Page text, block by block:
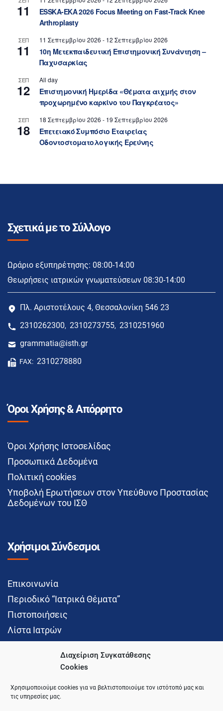
Διαχείριση Συγκατάθεσης
Cookies
Χρησιμοποιούμε cookies για να βελτιστοποιούμε τον ιστότοπό μας και
τις υπηρεσίες μας.
11
ESSKA-EKA 2026 Focus Meeting on Fast-Track Knee
Arthroplasty
ΣΕΠ
11
11 Σεπτεμβρίου 2026 - 12 Σεπτεμβρίου 2026
10η Μετεκπαιδευτική Επιστημονική Συνάντηση –
Παχυσαρκίας
ΣΕΠ
12
All day
Επιστημονική Ημερίδα «Θέματα αιχμής στον
προχωρημένο καρκίνο του Παγκρέατος»
ΣΕΠ
18
18 Σεπτεμβρίου 2026 - 19 Σεπτεμβρίου 2026
Επετειακό Συμπόσιο Εταιρείας
Οδοντοστοματολογικής Ερεύνης
Σχετικά με το Σύλλογο
Ωράριο εξυπηρέτησης: 08:00-14:00
Θεωρήσεις ιατρικών γνωματεύσεων 08:30-14:00
Πλ. Αριστοτέλους 4, Θεσσαλονίκη 546 23
2310262300, 2310273755, 2310251960
grammatia@isth.gr
FAX: 2310278880
Όροι Χρήσης & Απόρρητο
Όροι Χρήσης Ιστοσελίδας
Προσωπικά Δεδομένα
Πολιτική cookies
Υποβολή Ερωτήσεων στον Υπεύθυνο Προστασίας
Δεδομένων του ΙΣΘ
Χρήσιμοι Σύνδεσμοι
Επικοινωνία
Περιοδικό “Ιατρικά Θέματα”
Πιστοποιήσεις
Λίστα Ιατρών
Social Media